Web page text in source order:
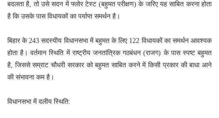
बदलता है, तो उसे सदन में फ्लोर टेस्ट (बहुमत परीक्षण) के जरिए यह साबित करना होता
है कि उसके पास विधायकों का पर्याप्त समर्थन है।
बिहार के 243 सदस्यीय विधानसभा में बहुमत के लिए 122 विधायकों का समर्थन आवश्यक
होता है। वर्तमान स्थिति में राष्ट्रीय जनतांत्रिक गठबंधन (राजग) के पास स्पष्ट बहुमत
है, जिससे सम्राट चौधरी सरकार को बहुमत साबित करने में किसी प्रकार की बाधा आने
की संभावना कम है।
विधानसभा में दलीय स्थिति: